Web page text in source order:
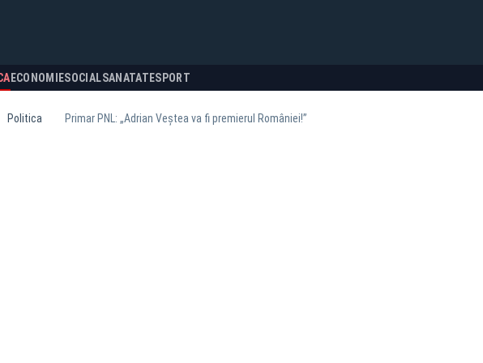
ECONOMIESOCIALSANATATESPORT
Politica Primar PNL: „Adrian Veștea va fi premierul României!”